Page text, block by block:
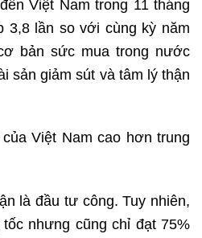
Việt Nam trong 11 tháng
3,8 lần so với cùng kỳ năm
bản sức mua trong nước
sản giảm sút và tâm lý thận
là đầu tư công. Tuy nhiên,
nhưng cũng chỉ đạt 75%